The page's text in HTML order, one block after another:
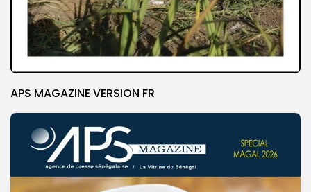
APS MAGAZINE VERSION FR